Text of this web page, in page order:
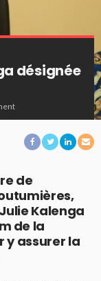
désignée
de
Kalenga
de la
y assurer la